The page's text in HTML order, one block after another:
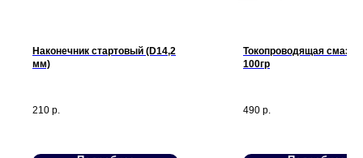
Наконечник стартовый (D14,2
мм)
210 р.
Токопроводящая смазка
100гр
490 р.